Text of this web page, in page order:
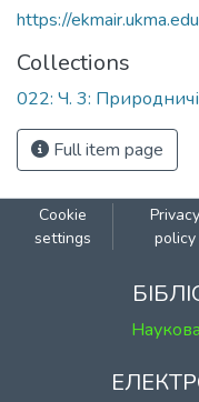
https://
Collections
022: Ч. 3:
Full item page
Cookie
settings
Privacy
policy